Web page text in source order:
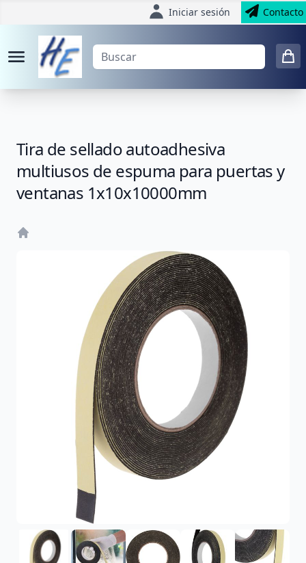
Iniciar sesión Contacto
Tira de sellado autoadhesiva
multiusos de espuma para puertas y
ventanas 1x10x10000mm